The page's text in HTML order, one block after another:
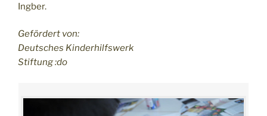
Ingber.
Gefördert von:
Deutsches Kinderhilfswerk
Stiftung :do